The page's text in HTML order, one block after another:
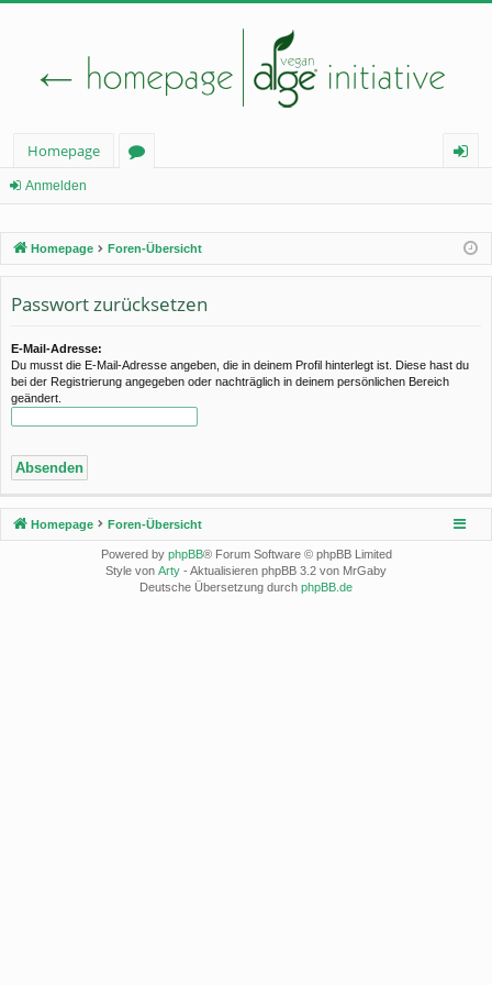
Homepage
el
Anmelden
Homepage Foren-Übersicht
Passwort zurücksetzen
E-Mail-Adresse:
Du musst die E-Mail-Adresse angeben, die in deinem Profil hinterlegt ist. Diese hast du
bei der Registrierung angegeben oder nachträglich in deinem persönlichen Bereich
geändert.
Homepage Foren-Übersicht
Powered by phpBB® Forum Software © phpBB Limited
Style von Arty - Aktualisieren phpBB 3.2 von MrGaby
Deutsche Übersetzung durch phpBB.de